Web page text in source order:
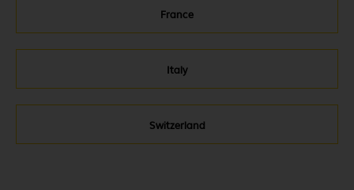
France
Italy
Switzerland